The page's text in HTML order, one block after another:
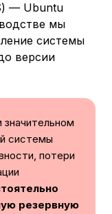
— Ubuntu
мы
системы
версии
системы
потери
резервную